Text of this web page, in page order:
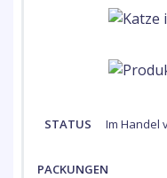
STATUS Im Handel
PACKUNGEN